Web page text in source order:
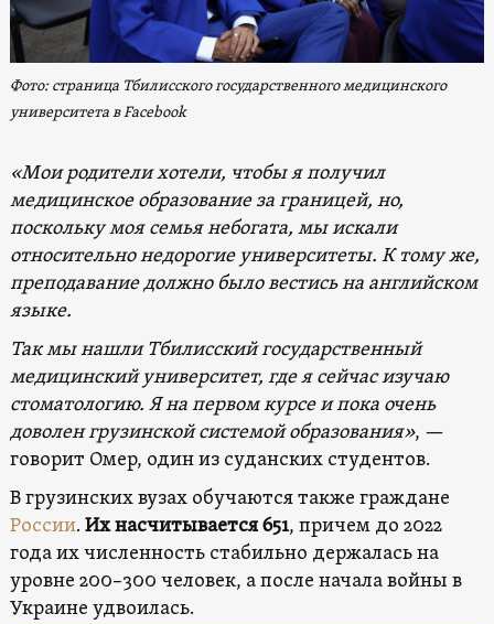
Фото: страница Тбилисского государственного медицинского
университета в Facebook
«Мои родители хотели, чтобы я получил
медицинское образование за границей, но,
поскольку моя семья небогата, мы искали
относительно недорогие университеты. К тому же,
преподавание должно было вестись на английском
языке.
Так мы нашли Тбилисский государственный
медицинский университет, где я сейчас изучаю
стоматологию. Я на первом курсе и пока очень
доволен грузинской системой образования», —
говорит Омер, один из суданских студентов.
В грузинских вузах обучаются также граждане
России. Их насчитывается 651, причем до 2022
года их численность стабильно держалась на
уровне 200–300 человек, а после начала войны в
Украине удвоилась.